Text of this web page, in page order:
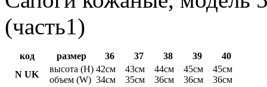
(часть1)
код размер 36 37 38 39
40
N UK
высота (H)
объем (W)
42см
34см
43см
35см
44см
36см
45см
36см
45см
36см